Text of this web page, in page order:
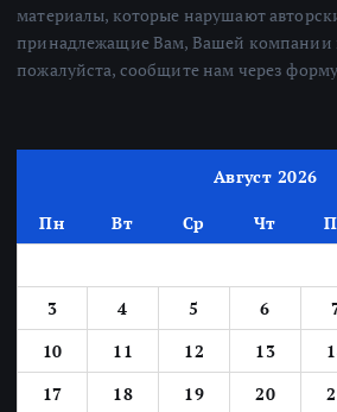
материалы, которые нарушают
принадлежащие Вам, Вашей компании
пожалуйста, сообщите нам через
Август 2026
Пн Вт Ср Чт
3
4 5 6
10
11 12 13
17
18 19 20